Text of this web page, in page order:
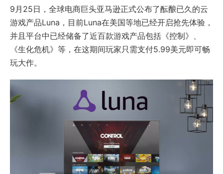
9月25日，全球电商巨头亚马逊正式公布了酝酿已久的云
游戏产品Luna，目前Luna在美国等地已经开启抢先体验，
并且平台中已经储备了近百款游戏产品包括《控制》、
《生化危机》等，在这期间玩家只需支付5.99美元即可畅
玩大作。